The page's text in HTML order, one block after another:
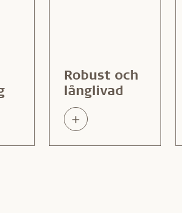
Robust och
långlivad
Read
about